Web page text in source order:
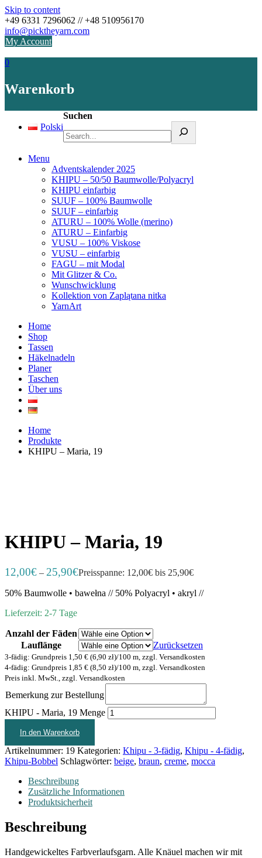
Skip to content
+49 6331 7296062 // +48 510956170
info@picktheyarn.com
My Account
0
Warenkorb
Polski
Suchen
Menu
Adventskalender 2025
KHIPU – 50/50 Baumwolle/Polyacryl
KHIPU einfarbig
SUUF – 100% Baumwolle
SUUF – einfarbig
ATURU – 100% Wolle (merino)
ATURU – Einfarbig
VUSU – 100% Viskose
VUSU – einfarbig
FAGU – mit Modal
Mit Glitzer & Co.
Wunschwicklung
Kollektion von Zaplątana nitka
YarnArt
Home
Shop
Tassen
Häkelnadeln
Planer
Taschen
Über uns
Home
Produkte
KHIPU – Maria, 19
KHIPU – Maria, 19
12,00€ – 25,90€Preisspanne: 12,00€ bis 25,90€
50% Baumwolle • bawełna // 50% Polyacryl • akryl //
Lieferzeit: 2-7 Tage
Anzahl der Fäden
Lauflänge
Zurücksetzen
3-fädig: Grundpreis 1,50 € (6,90 zł)/100 m, zzgl. Versandkosten
4-fädig: Grundpreis 1,85 € (8,50 zł)/100 m, zzgl. Versandkosten
Preis inkl. MwSt., zzgl. Versandkosten
Bemerkung zur Bestellung
KHIPU - Maria, 19 Menge
In den Warenkorb
Artikelnummer: 19 Kategorien: Khipu - 3-fädig, Khipu - 4-fädig,
Khipu-Bobbel Schlagwörter: beige, braun, creme, mocca
Beschreibung
Zusätzliche Informationen
Produktsicherheit
Beschreibung
Handgewickeltes Farbverlaufsgarn. Alle Knäuel machen wir mit